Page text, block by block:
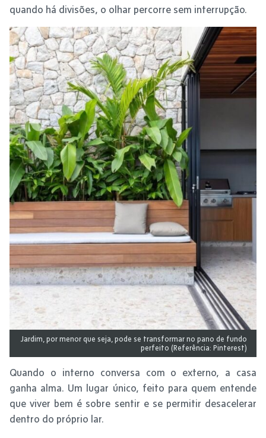
quando há divisões, o olhar percorre sem interrupção.
Jardim, por menor que seja, pode se transformar no pano de fundo
perfeito (Referência: Pinterest)
Quando o interno conversa com o externo, a casa
ganha alma. Um lugar único, feito para quem entende
que viver bem é sobre sentir e se permitir desacelerar
dentro do próprio lar.